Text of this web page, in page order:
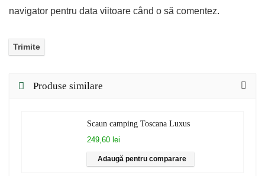
navigator pentru data viitoare când o să comentez.
Produse similare
Scaun camping Toscana Luxus
249,60 lei
Adaugă pentru comparare